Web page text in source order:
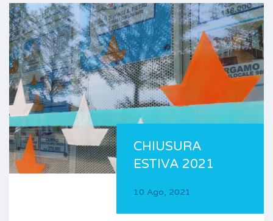
CHIUSURA
ESTIVA 2021
10 Ago, 2021